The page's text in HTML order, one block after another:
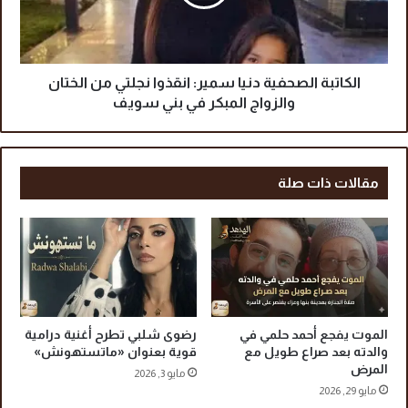
ر
ر
ح
ي
ك
د
ل
ق
ر
ا
ب
ا
ل
ي
س
م
ي
ر
:
ا
ن
ق
الكاتبة الصحفية دنيا سمير: انقذوا نجلتي من الختان
والزواج المبكر في بني سويف
مقالات ذات صلة
الموت يفجع أحمد حلمي في
والدته بعد صراع طويل مع
المرض
مايو 29, 2026
رضوى شلبي تطرح أغنية درامية
قوية بعنوان «ماتستهونش»
مايو 3, 2026